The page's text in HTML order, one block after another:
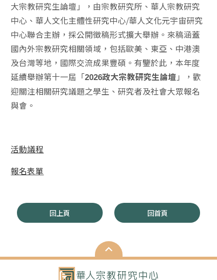
大宗教研究生論壇」，由宗教研究所、華人宗教研究
中心、華人文化主體性研究中心/華人文化元宇宙研究
中心聯合主辦，採公開徵稿形式擴大舉辦。來稿涵蓋
國內外宗教研究相關領域，包括歐美、東亞、中港澳
及台灣等地，國際交流成果豐碩。有鑒於此，本年度
延續舉辦第十一屆「2026政大宗教研究生論壇」，歡
迎關注相關研究議題之學生、研究者及社會大眾報名
與會。
活動議程
報名表單
回上頁 回首頁